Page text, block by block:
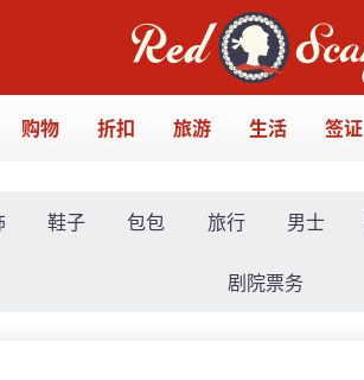
购物 折扣 旅游 生活 签证
鞋子 包包 旅行 男士
剧院票务